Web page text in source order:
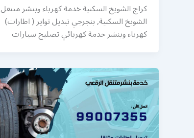
كراج الشويخ السكنية خدمة كهرباء وبنشر متنقل
الشويخ السكنية, بنجرجي تبديل تواير ( اطارات)
كهرباء وبنشر خدمة كهربائي تصليح سيارات